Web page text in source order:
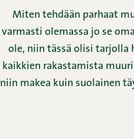
Miten tehdään parhaat
varmasti olemassa jo se
ole, niin tässä olisi tarjolla
kaikkien rakastamista
niin makea kuin suolainen